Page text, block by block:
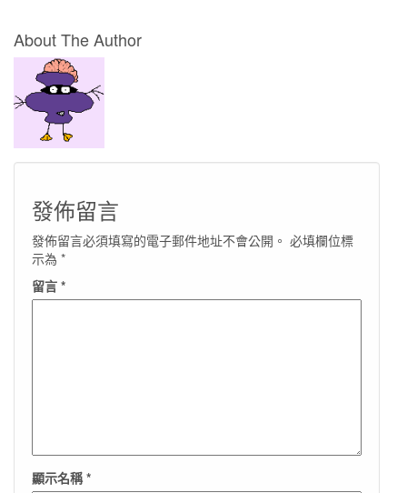
About The Author
發佈留言
發佈留言必須填寫的電子郵件地址不會公開。 必填欄位標
示為 *
留言 *
顯示名稱*